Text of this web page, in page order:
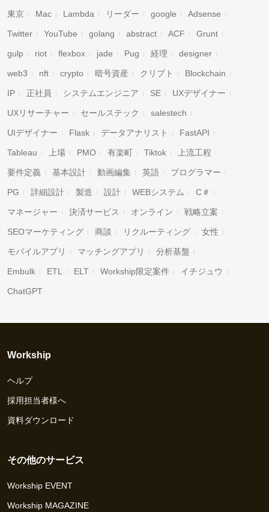
東京 Mac Lambda リーダー google Adsense
Twitter YouTube golang abstract ACF Grunt
gulp riot flexbox jade Pug 経理 designer
web3 nft crypto 暗号資産 クリプト Blockchain
IP 正社員 システムエンジニア SE UXデザイナー
UXリサーチャー セールステック salestech
UIデザイナー Flask データアナリスト FastAPI
Tableau 上場 PMO 有楽町 Tiktok 上流工程
要件定義 基本設計 動画編集 英語 プログラマー
PG 詳細設計 製造 設計 WEBシステム C＃
マネージャー 決済サービス オンライン 戦略立案
SEOマーケティング 商談 リクルーティング 女性
モバイルアプリ マッチングアプリ 分析基盤
Embulk ETL ELT Workship限定案件 イチジュウ
ChatGPT
Workship
ヘルプ
採用担当者様へ
資料ダウンロード
その他のサービス
Workship EVENT
Workship MAGAZINE